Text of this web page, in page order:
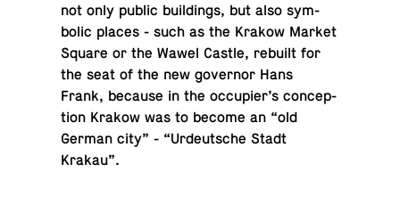
not only public build­ings, but also sym­
bolic places - such as the Krakow Market
Square or the Wawel Castle, rebuilt for
the seat of the new gov­er­nor Hans
Frank, because in the oc­cu­pier’s con­cep­
tion Krakow was to become an “old
German city” - “Ur­deutsche Stadt
Krakau”.